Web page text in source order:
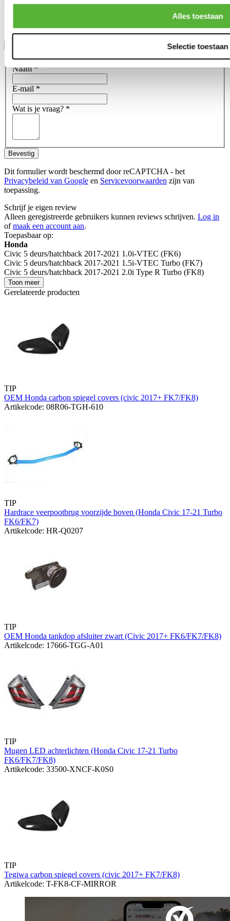
Alles toestaan
Selectie toestaan
E-MARK (European Standard)
Naam*
E-mail *
Wat is je vraag? *
Bevestig
Dit formulier wordt beschermd door reCAPTCHA - het
Privacybeleid van Google en Servicevoorwaarden zijn van
toepassing.
Schrijf je eigen review
Alleen geregistreerde gebruikers kunnen reviews schrijven. Log in
ofmaak een account aan.
Toepasbaar op:
Honda
Civic 5 deurs/hatchback 2017-2021 1.0i-VTEC (FK6)
Civic 5 deurs/hatchback 2017-2021 1.5i-VTEC Turbo (FK7)
Civic 5 deurs/hatchback 2017-2021 2.0i Type R Turbo (FK8)
Toon meer
Gerelateerde producten
TIP
OEM Honda carbon spiegel covers (civic 2017+ FK7/FK8)
Artikelcode: 08R06-TGH-610
TIP
Hardrace veerpootbrug voorzijde boven (Honda Civic 17-21 Turbo
FK6/FK7)
Artikelcode: HR-Q0207
TIP
OEM Honda tankdop afsluiter zwart (Civic 2017+ FK6/FK7/FK8)
Artikelcode: 17666-TGG-A01
TIP
Mugen LED achterlichten (Honda Civic 17-21 Turbo
FK6/FK7/FK8)
Artikelcode: 33500-XNCF-K0S0
TIP
Tegiwa carbon spiegel covers (civic 2017+ FK7/FK8)
Artikelcode: T-FK8-CF-MIRROR